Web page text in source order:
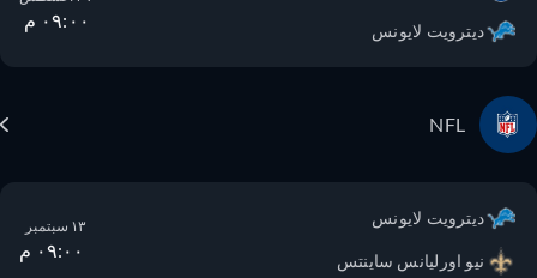
ديترويت لايونس ٠٩:٠٠ م
NFL
ديترويت لايونس
نيو اورليانس ساينتس ٠٩:٠٠ م